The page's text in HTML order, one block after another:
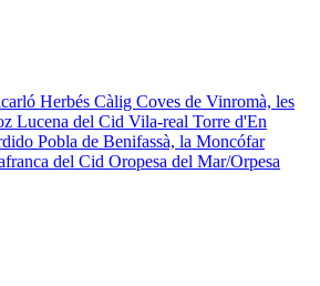
Herbés Càlig Coves de Vinromà, les
Lucena del Cid Vila-real Torre d'En
Pobla de Benifassà, la Moncófar
del Cid Oropesa del Mar/Orpesa